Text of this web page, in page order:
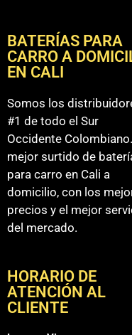
BATERÍAS PARA
CARRO A
EN CALI
Somos los
#1 de todo el Sur
Occidente
mejor surtido de
para carro en Cali a
domicilio, con los
precios y el mejor
del mercado.
HORARIO DE
ATENCIÓN AL
CLIENTE